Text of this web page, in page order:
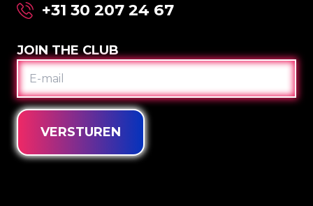
+31 30 207 24 67
JOIN THE CLUB
E-
MAIL
VERSTUREN